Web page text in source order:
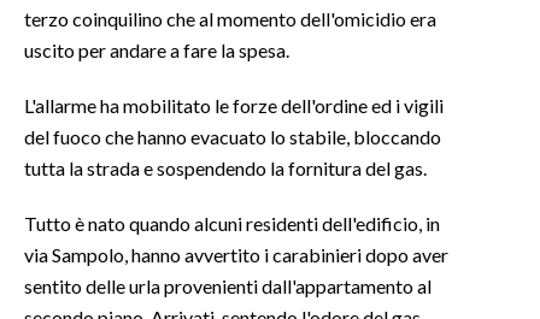
3 MINUTI CON
INFO AZIENDE
ABBONATI
NECROLOGI
PUBBLICITÀ
terzo coinquilino che al momento dell'omicidio era
uscito per andare a fare la spesa.
L'allarme ha mobilitato le forze dell'ordine ed i vigili
del fuoco che hanno evacuato lo stabile, bloccando
tutta la strada e sospendendo la fornitura del gas.
Tutto è nato quando alcuni residenti dell'edificio, in
via Sampolo, hanno avvertito i carabinieri dopo aver
sentito delle urla provenienti dall'appartamento al